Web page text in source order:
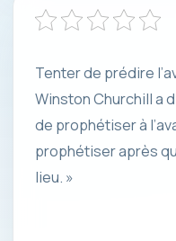
Tenter de prédire
Winston Churchill a
de prophétiser à
prophétiser après
lieu. »